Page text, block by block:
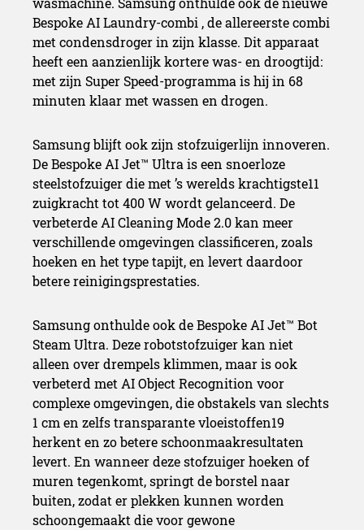
Bespoke AI Laundry-combi , de allereerste combi
met condensdroger in zijn klasse. Dit apparaat
heeft een aanzienlijk kortere was- en droogtijd:
met zijn Super Speed-programma is hij in 68
minuten klaar met wassen en drogen.
Samsung blijft ook zijn stofzuigerlijn innoveren.
De Bespoke AI Jet™ Ultra is een snoerloze
steelstofzuiger die met ’s werelds krachtigste11
zuigkracht tot 400 W wordt gelanceerd. De
verbeterde AI Cleaning Mode 2.0 kan meer
verschillende omgevingen classificeren, zoals
hoeken en het type tapijt, en levert daardoor
betere reinigingsprestaties.
Samsung onthulde ook de Bespoke AI Jet™ Bot
Steam Ultra. Deze robotstofzuiger kan niet
alleen over drempels klimmen, maar is ook
verbeterd met AI Object Recognition voor
complexe omgevingen, die obstakels van slechts
1 cm en zelfs transparante vloeistoffen19
herkent en zo betere schoonmaakresultaten
levert. En wanneer deze stofzuiger hoeken of
muren tegenkomt, springt de borstel naar
buiten, zodat er plekken kunnen worden
schoongemaakt die voor gewone